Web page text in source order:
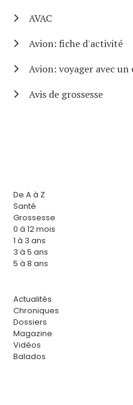
AVAC
Avion: fiche d'activité
Avion: voyager avec
Avis de grossesse
De A à Z
Santé
Grossesse
0 à 12 mois
1 à 3 ans
3 à 5 ans
5 à 8 ans
Actualités
Chroniques
Dossiers
Magazine
Vidéos
Balados